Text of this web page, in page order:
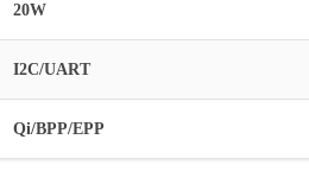
20W
I2C/UART
Qi/BPP/EPP